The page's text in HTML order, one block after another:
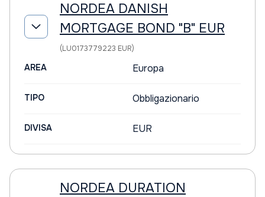
NORDEA DANISH
MORTGAGE BOND "B" EUR
(LU0173779223 EUR)
AREA Europa
TIPO Obbligazionario
DIVISA EUR
NORDEA DURATION